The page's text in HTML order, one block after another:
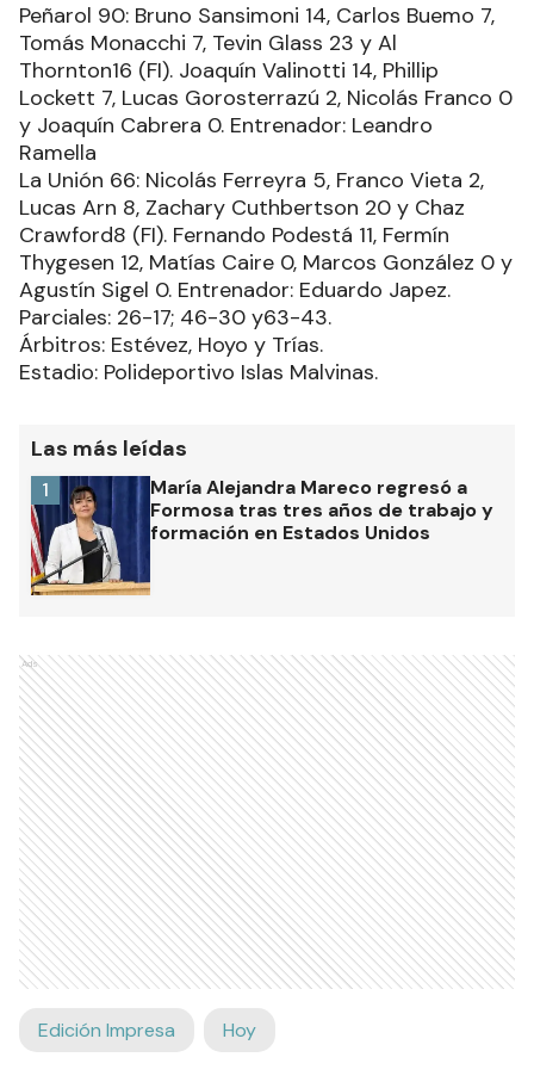
Peñarol 90: Bruno Sansimoni 14, Carlos Buemo 7,
Tomás Monacchi 7, Tevin Glass 23 y Al
Thornton16 (FI). Joaquín Valinotti 14, Phillip
Lockett 7, Lucas Gorosterrazú 2, Nicolás Franco 0
y Joaquín Cabrera 0. Entrenador: Leandro
Ramella
La Unión 66: Nicolás Ferreyra 5, Franco Vieta 2,
Lucas Arn 8, Zachary Cuthbertson 20 y Chaz
Crawford8 (FI). Fernando Podestá 11, Fermín
Thygesen 12, Matías Caire 0, Marcos González 0 y
Agustín Sigel 0. Entrenador: Eduardo Japez.
Parciales: 26-17; 46-30 y63-43.
Árbitros: Estévez, Hoyo y Trías.
Estadio: Polideportivo Islas Malvinas.
Las más leídas
María Alejandra Mareco regresó a
Formosa tras tres años de trabajo y
formación en Estados Unidos
1
Ads
Edición Impresa Hoy